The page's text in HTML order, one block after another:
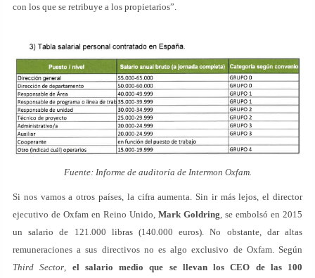
con los que se retribuye a los propietarios”.
Fuente: Informe de auditoría de Intermon Oxfam.
Si nos vamos a otros países, la cifra aumenta. Sin ir más lejos, el director
ejecutivo de Oxfam en Reino Unido, Mark Goldring , se embolsó en 2015
un salario de 121.000 libras (140.000 euros). No obstante, dar altas
remuneraciones a sus directivos no es algo exclusivo de Oxfam. Según
Third Sector
el salario medio que se llevan los CEO de las 100